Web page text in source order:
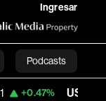
Ingresar
Podcasts
USD COP 3,159.39